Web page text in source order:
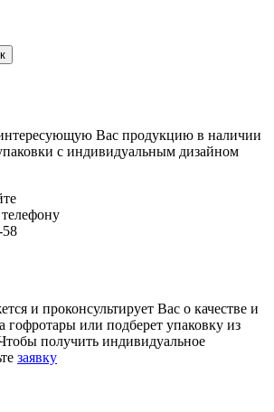
интересующую Вас продукцию в наличии
с индивидуальным дизайном
58
и проконсультирует Вас о качестве и
гофротары или подберет упаковку из
получить индивидуальное
заявку